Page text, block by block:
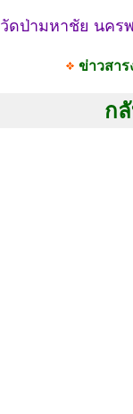
วัดป่ามหาชัย นคร
ข่าวสา
ก